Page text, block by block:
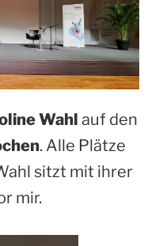
Wahl auf den
. Alle Plätze
sitzt mit ihrer
mir.